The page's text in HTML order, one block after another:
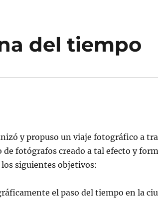
del tiempo
y propuso un viaje fotográfico a
de fotógrafos creado a tal efecto y
siguientes objetivos:
el paso del tiempo en la